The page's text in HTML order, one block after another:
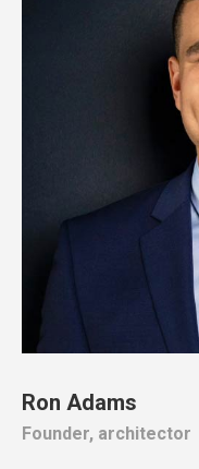
Ron Adams
Founder, architector